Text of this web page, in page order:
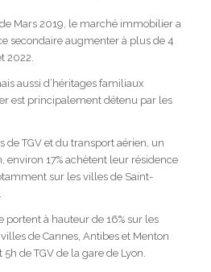
Mars 2019, le marché immobilier a
secondaire augmenter à plus de 4
2022.
aussi d’héritages familiaux
est principalement détenu par les
de TGV et du transport aérien, un
environ 17% achètent leur résidence
sur les villes de Saint-
portent à hauteur de 16% sur les
de Cannes, Antibes et Menton
de TGV de la gare de Lyon.